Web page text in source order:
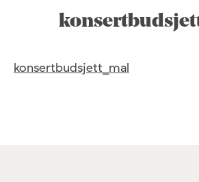
konsertbudsjett_mal